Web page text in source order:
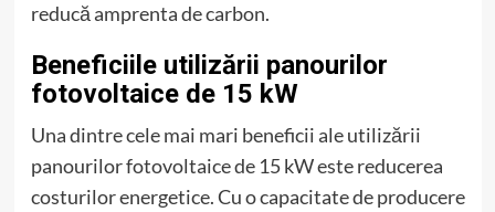
reducă amprenta de carbon.
Beneficiile utilizării panourilor
fotovoltaice de 15 kW
Una dintre cele mai mari beneficii ale utilizării
panourilor fotovoltaice de 15 kW este reducerea
costurilor energetice. Cu o capacitate de producere